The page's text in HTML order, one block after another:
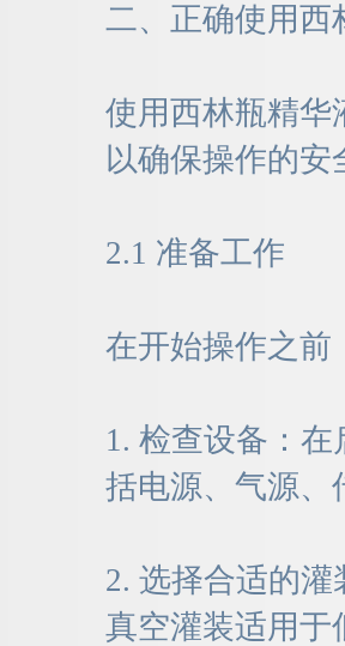
二、正确使用西
使用西林瓶精华
以确保操作的安
2.1 准备工作
在开始操作之前
1. 检查设备：
括电源、气源、
2. 选择合适的
真空灌装适用于